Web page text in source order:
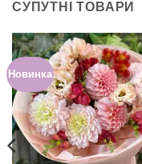
СУПУТНІ ТОВАРИ
Новинка